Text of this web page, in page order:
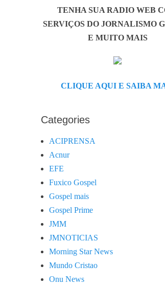
TENHA SUA RADIO WEB
SERVIÇOS DO JORNALISMO
E MUITO MAIS
CLIQUE AQUI E SAIBA
Categories
ACIPRENSA
Acnur
EFE
Fuxico Gospel
Gospel mais
Gospel Prime
JMM
JMNOTICIAS
Morning Star News
Mundo Cristao
Onu News